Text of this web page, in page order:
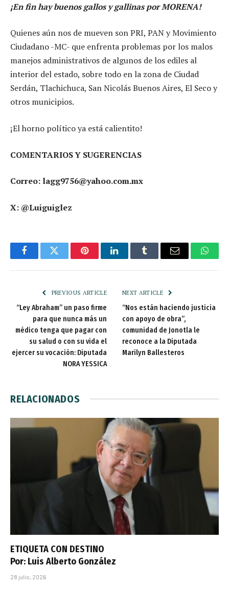
¡En fin hay buenos gallos y gallinas por MORENA!
Quienes aún nos de mueven son PRI, PAN y Movimiento
Ciudadano -MC- que enfrenta problemas por los malos
manejos administrativos de algunos de los ediles al
interior del estado, sobre todo en la zona de Ciudad
Serdán, Tlachichuca, San Nicolás Buenos Aires, El Seco y
otros municipios.
¡El horno político ya está calientito!
COMENTARIOS Y SUGERENCIAS
Correo: lagg9756@yahoo.com.mx
X: @Luiguiglez
FacebookTwitter PinterestLinkedInTumblr Email
PREVIOUS ARTICLE
“Ley Abraham” un paso firme
para que nunca más un
médico tenga que pagar con
su salud o con su vida el
ejercer su vocación: Diputada
NORA YESSICA
NEXT ARTICLE
“Nos están haciendo justicia
con apoyo de obra”,
comunidad de Jonotla le
reconoce a la Diputada
Marilyn Ballesteros
RELACIONADOS
ETIQUETA CON DESTINO
Por: Luis Alberto González
28 julio, 2026